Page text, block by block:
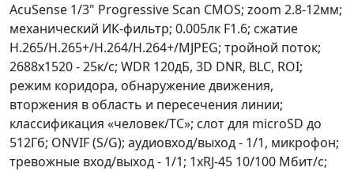
AcuSense 1/3" Progressive Scan CMOS; zoom 2.8-12мм;
механический ИК-фильтр; 0.005лк F1.6; сжатие
H.265/H.265+/H.264/H.264+/MJPEG; тройной поток;
2688х1520 - 25к/с; WDR 120дБ, 3D DNR, BLC, ROI;
режим коридора, обнаружение движения,
вторжения в область и пересечения линии;
классификация «человек/ТС»; слот для microSD до
512Гб; ONVIF (S/G); аудиовход/выход - 1/1, микрофон;
тревожные вход/выход - 1/1; 1xRJ-45 10/100 Мбит/с;